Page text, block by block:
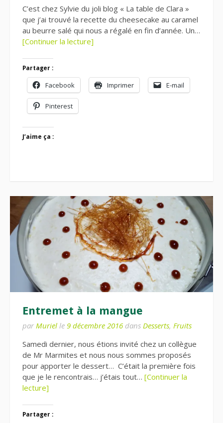
C’est chez Sylvie du joli blog « La table de Clara »
que j’ai trouvé la recette du cheesecake au caramel
au beurre salé qui nous a régalé en fin d’année. Un…
[Continuer la lecture]
Partager :
Facebook Imprimer E-mail
Pinterest
J’aime ça :
Entremet à la mangue
par Muriel le 9 décembre 2016 dans Desserts, Fruits
Samedi dernier, nous étions invité chez un collègue
de Mr Marmites et nous nous sommes proposés
pour apporter le dessert… C’était la première fois
que je le rencontrais… j’étais tout… [Continuer la
lecture]
Partager :